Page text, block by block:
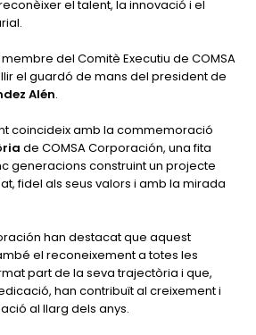
el talent, la innovació i el
membre del Comitè Executiu de COMSA
el guardó de mans del president de
Alén.
coincideix amb la commemoració
de COMSA Corporación, una fita
generacions construint un projecte
fidel als seus valors i amb la mirada
han destacat que aquest
el reconeixement a totes les
part de la seva trajectòria i que,
han contribuït al creixement i
al llarg dels anys.